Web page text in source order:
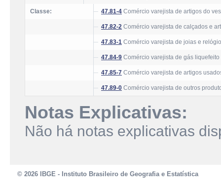
Classe: 47.81-4 Comércio varejista de artigos do
47.82-2 Comércio varejista de calçados e
47.83-1 Comércio varejista de joias e
47.84-9 Comércio varejista de gás
47.85-7 Comércio varejista de artigos
47.89-0 Comércio varejista de outros
Notas Explicativas:
Não há notas explicativas
© 2026 IBGE - Instituto Brasileiro de Geografia e Estatística